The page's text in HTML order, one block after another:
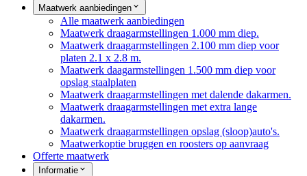
Maatwerk aanbiedingen
Alle maatwerk aanbiedingen
Maatwerk draagarmstellingen 1.000 mm diep.
Maatwerk draagarmstellingen 2.100 mm diep voor
platen 2.1 x 2.8 m.
Maatwerk daagarmstellingen 1.500 mm diep voor
opslag staalplaten
Maatwerk draagarmstellingen met dalende dakarmen.
Maatwerk draagarmstellingen met extra lange
dakarmen.
Maatwerk draagarmstellingen opslag (sloop)auto's.
Maatwerkoptie bruggen en roosters op aanvraag
Offerte maatwerk
Informatie